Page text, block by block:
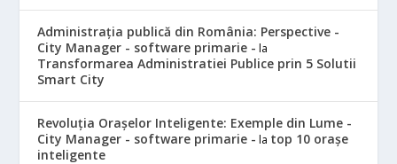
Administrația publică din România: Perspective -
City Manager - software primarie - la
Transformarea Administratiei Publice prin 5 Solutii
Smart City
Revoluția Orașelor Inteligente: Exemple din Lume -
City Manager - software primarie - la top 10 orașe
inteligente